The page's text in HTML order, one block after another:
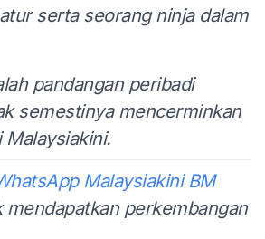
serta seorang ninja dalam
pandangan peribadi
semestinya mencerminkan
Malaysiakini BM
mendapatkan perkembangan